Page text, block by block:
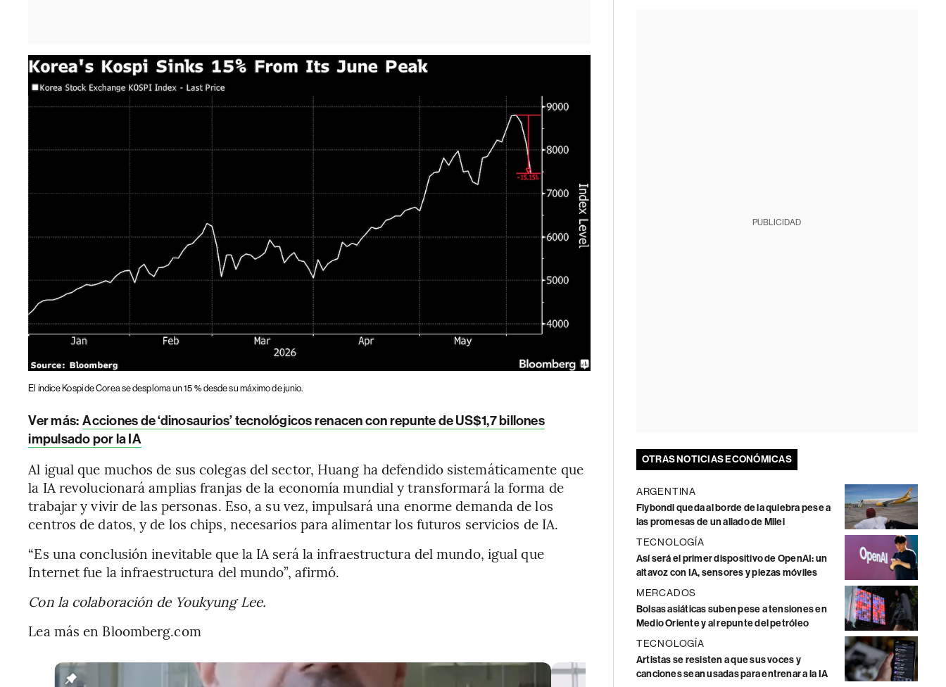
El índice Kospi de Corea se desploma un 15 % desde su máximo de junio.
Ver más: Acciones de ‘dinosaurios’ tecnológicos renacen con repunte de US$1,7 billones
impulsado por la IA
Al igual que muchos de sus colegas del sector, Huang ha defendido sistemáticamente que
la IA revolucionará amplias franjas de la economía mundial y transformará la forma de
trabajar y vivir de las personas. Eso, a su vez, impulsará una enorme demanda de los
centros de datos, y de los chips, necesarios para alimentar los futuros servicios de IA.
“Es una conclusión inevitable que la IA será la infraestructura del mundo, igual que
Internet fue la infraestructura del mundo”, afirmó.
Con la colaboración de Youkyung Lee.
Lea más en Bloomberg.com
PUBLICIDAD
OTRAS NOTICIAS ECONÓMICAS
ARGENTINA
Flybondi queda al borde de la quiebra pese a
las promesas de un aliado de Milei
TECNOLOGÍA
Así será el primer dispositivo de OpenAI: un
altavoz con IA, sensores y piezas móviles
MERCADOS
Bolsas asiáticas suben pese a tensiones en
Medio Oriente y al repunte del petróleo
TECNOLOGÍA
Artistas se resisten a que sus voces y
canciones sean usadas para entrenar a la IA